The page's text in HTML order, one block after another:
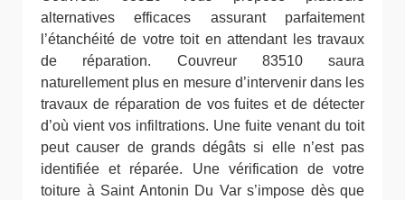
alternatives efficaces assurant parfaitement
l’étanchéité de votre toit en attendant les travaux
de réparation. Couvreur 83510 saura
naturellement plus en mesure d’intervenir dans les
travaux de réparation de vos fuites et de détecter
d’où vient vos infiltrations. Une fuite venant du toit
peut causer de grands dégâts si elle n’est pas
identifiée et réparée. Une vérification de votre
toiture à Saint Antonin Du Var s’impose dès que